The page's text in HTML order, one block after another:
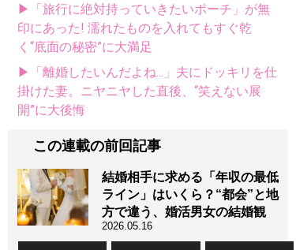
▶「旅行に絶対持っていきたいポーチ」が無
印にあった! 濡れたものを入れてもすぐ乾
く“底面の秘密”に大満足
▶「離婚したいんだよね...」夫にドッキリを仕
掛けた妻。ニヤニヤした直後、“笑えない展
開”に大後悔
この連載の前回記事
結婚相手に求める「年収の最低
ライン」はいくら？“都会”と地
方で違う、婚活男女の結婚観
2026.05.16